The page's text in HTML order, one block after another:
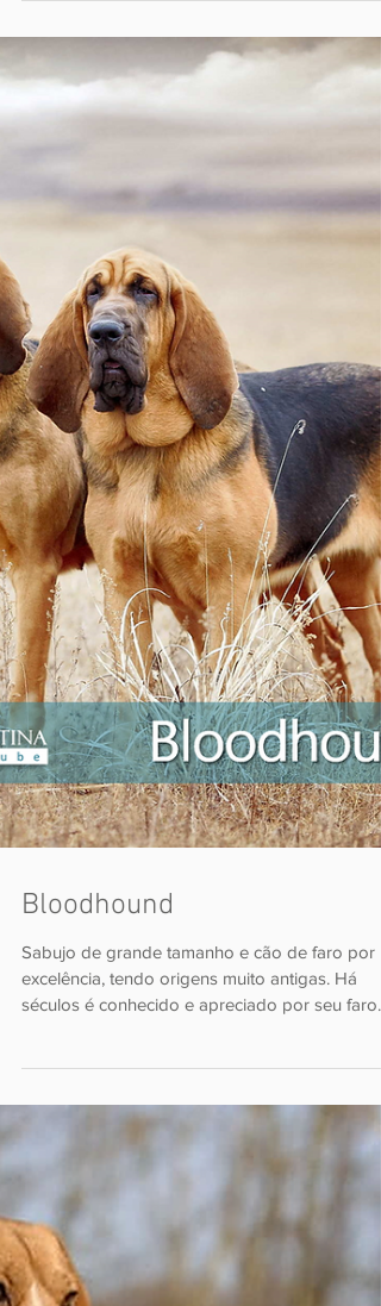
Kennel Clube Recife
Nosso crescimento só se compara a qualidade
dos nossos serviços, estamos focados em
direcionar os criadores éticos no caminho da...